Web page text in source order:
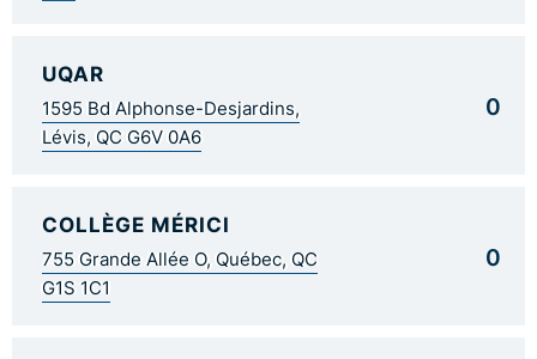
UQAR
1595 Bd Alphonse-Desjardins,
Lévis, QC G6V 0A6
0
COLLÈGE MÉRICI
755 Grande Allée O, Québec, QC
G1S 1C1
0